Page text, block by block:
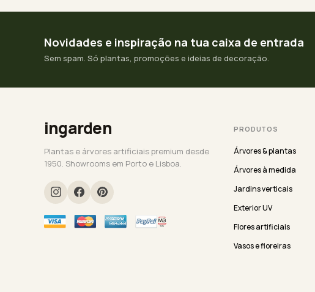
Novidades e inspiração na tua caixa de entrada
Sem spam. Só plantas, promoções e ideias de decoração.
ingarden
Plantas e árvores artificiais premium desde
1950. Showrooms em Porto e Lisboa.
PRODUTOS
Árvores & plantas
Árvores à medida
Jardins verticais
Exterior UV
Flores artificiais
Vasos e floreiras